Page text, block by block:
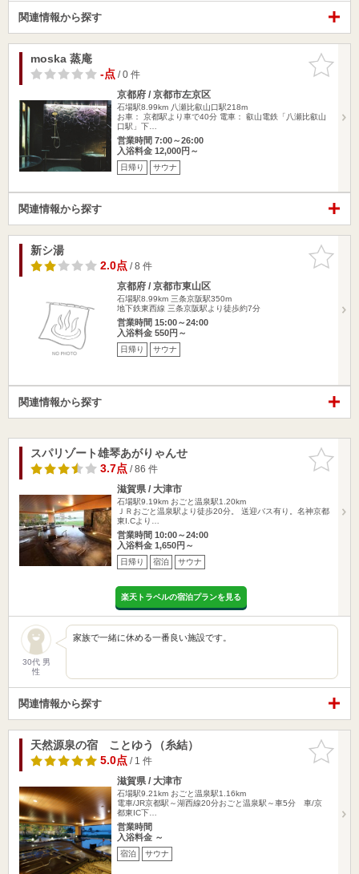
関連情報から探す
お気に入
りに追加
moska 蒸庵
-点/ 0 件
京都府 / 京都市左京区
石場駅8.99km 八瀬比叡山口駅218m
お車： 京都駅より車で40分 電車： 叡山電鉄「八瀬比叡山
口駅」下…
営業時間 7:00～26:00
入浴料金 12,000円～
日帰り サウナ
関連情報から探す
お気に入
りに追加
新シ湯
2.0点/ 8 件
京都府 / 京都市東山区
石場駅8.99km 三条京阪駅350m
地下鉄東西線 三条京阪駅より徒歩約7分
営業時間 15:00～24:00
入浴料金 550円～
日帰り サウナ
関連情報から探す
お気に入
りに追加
スパリゾート雄琴あがりゃんせ
3.7点/ 86 件
滋賀県 / 大津市
石場駅9.19km おごと温泉駅1.20km
ＪＲおごと温泉駅より徒歩20分。 送迎バス有り。名神京都
東I.Cより…
営業時間 10:00～24:00
入浴料金 1,650円～
日帰り 宿泊 サウナ
楽天トラベルの宿泊プランを見る
30代 男
性
家族で一緒に休める一番良い施設です。
関連情報から探す
お気に入
りに追加
天然源泉の宿 ことゆう（糸結）
5.0点/ 1 件
滋賀県 / 大津市
石場駅9.21km おごと温泉駅1.16km
電車/JR京都駅～湖西線20分おごと温泉駅～車5分 車/京
都東IC下…
営業時間
入浴料金 ～
宿泊 サウナ